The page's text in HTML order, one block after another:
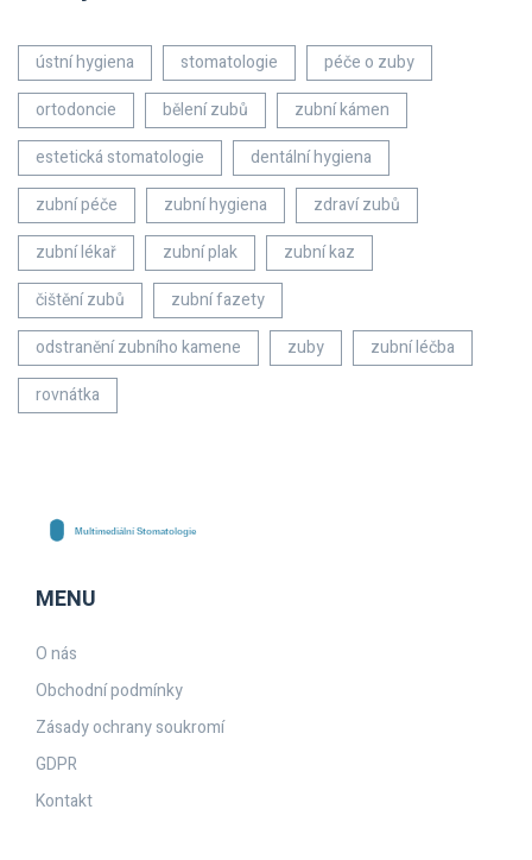
ústní hygiena stomatologie
péče o zuby
ortodoncie
bělení zubů
zubní kámen
estetická stomatologie
dentální hygiena
zubní péče
zubní hygiena
zdraví zubů
zubní lékař
zubní plak
zubní kaz
čištění zubů
zubní fazety
odstranění zubního kamene
zuby
zubní léčba
rovnátka
MENU
O nás
Obchodní podmínky
Zásady ochrany soukromí
GDPR
Kontakt